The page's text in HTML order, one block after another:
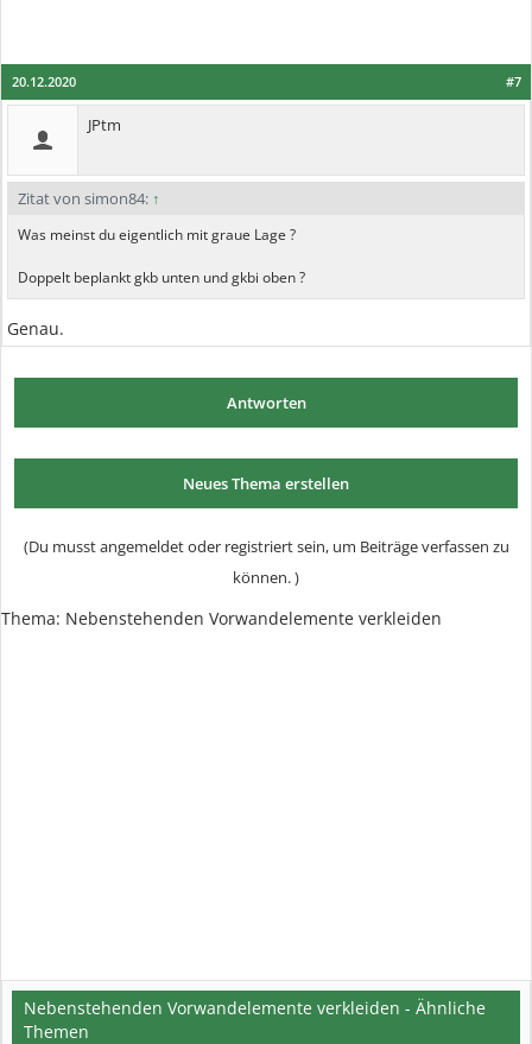
#7
20.12.2020
JPtm
Zitat von simon84: ↑
Was meinst du eigentlich mit graue Lage ?
Doppelt beplankt gkb unten und gkbi oben ?
Genau.
Antworten
Neues Thema erstellen
(Du musst angemeldet oder registriert sein, um Beiträge verfassen zu
können. )
Thema: Nebenstehenden Vorwandelemente verkleiden
Nebenstehenden Vorwandelemente verkleiden - Ähnliche
Themen